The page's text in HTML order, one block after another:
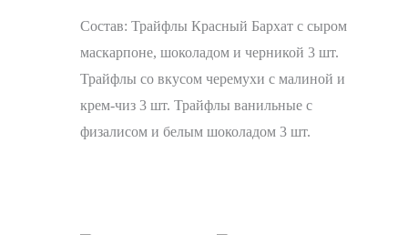
Состав: Трайфлы Красный Бархат с сыром
маскарпоне, шоколадом и черникой 3 шт.
Трайфлы со вкусом черемухи с малиной и
крем-чиз 3 шт. Трайфлы ванильные с
физалисом и белым шоколадом 3 шт.